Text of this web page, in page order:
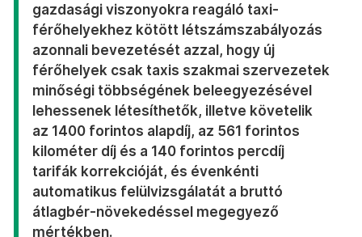
gazdasági viszonyokra reagáló taxi-
férőhelyekhez kötött létszámszabályozás
azonnali bevezetését azzal, hogy új
férőhelyek csak taxis szakmai szervezetek
minőségi többségének beleegyezésével
lehessenek létesíthetők, illetve követelik
az 1400 forintos alapdíj, az 561 forintos
kilométer díj és a 140 forintos percdíj
tarifák korrekcióját, és évenkénti
automatikus felülvizsgálatát a bruttó
átlagbér-növekedéssel megegyező
mértékben.